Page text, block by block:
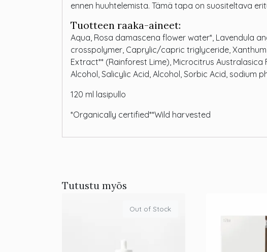
ennen huuhtelemista. Tämä tapa on suositeltava
Tuotteen raaka-aineet:
Aqua, Rosa damascena flower water*, Lavendula
crosspolymer, Caprylic/capric triglyceride,
Extract** (Rainforest Lime), Microcitrus
Alcohol, Salicylic Acid, Alcohol, Sorbic Acid, sodium
120 ml lasipullo
*Organically certified**Wild harvested
Tutustu myös
Out of Stock